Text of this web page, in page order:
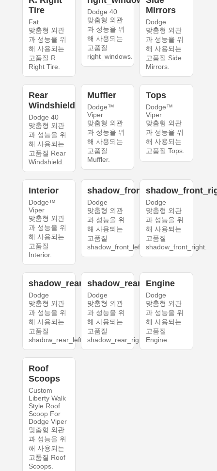
Tire
Fat
맞춤형 외관
과 성능을 위
해 사용되는
고품질 R.
Right Tire.
Dodge 40
맞춤형 외관
과 성능을 위
해 사용되는
고품질
right_windows.
Mirrors
Dodge
맞춤형 외관
과 성능을 위
해 사용되는
고품질 Side
Mirrors.
Rear
Windshield
Dodge 40
맞춤형 외관
과 성능을 위
해 사용되는
고품질 Rear
Windshield.
Muffler
Dodge™
Viper
맞춤형 외관
과 성능을 위
해 사용되는
고품질
Muffler.
Tops
Dodge™
Viper
맞춤형 외관
과 성능을 위
해 사용되는
고품질 Tops.
Interior
Dodge™
Viper
맞춤형 외관
과 성능을 위
해 사용되는
고품질
Interior.
shadow_front_left
Dodge
맞춤형 외관
과 성능을 위
해 사용되는
고품질
shadow_front_left.
Dodge
맞춤형 외관
과 성능을 위
해 사용되는
고품질
shadow_front_right.
shadow_rear_left
Dodge
맞춤형 외관
과 성능을 위
해 사용되는
고품질
shadow_rear_left.
shadow_rear_right
Dodge
맞춤형 외관
과 성능을 위
해 사용되는
고품질
shadow_rear_right.
Engine
Dodge
맞춤형 외관
과 성능을 위
해 사용되는
고품질
Engine.
Roof
Scoops
Custom
Liberty Walk
Style Roof
Scoop For
Dodge Viper
맞춤형 외관
과 성능을 위
해 사용되는
고품질 Roof
Scoops.